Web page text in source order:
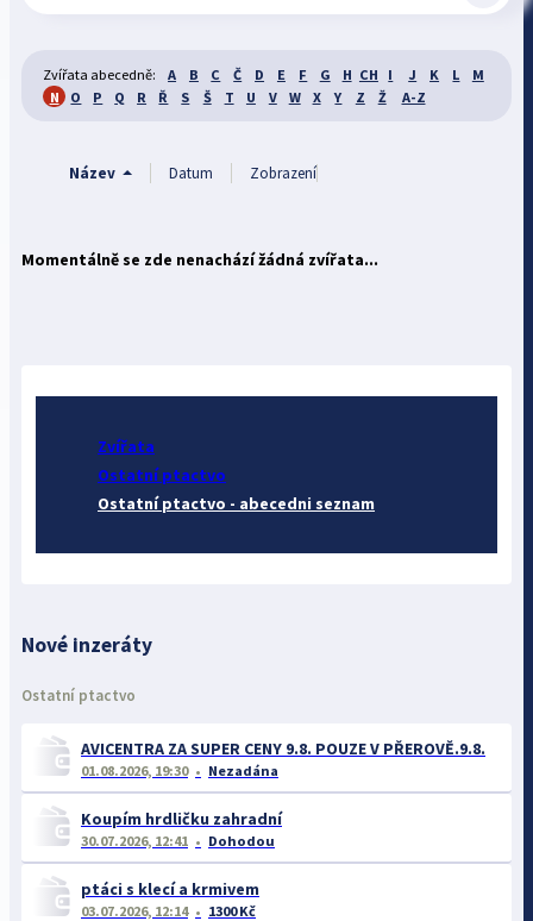
Zvířata abecedně: A B C Č D E F G H CH I J K L
M
N
O P Q R Ř S Š T U V W X Y Z Ž A-Z
Název Datum Zobrazení
Momentálně se zde nenachází žádná zvířata...
Zvířata
Ostatní ptactvo
Ostatní ptactvo - abecedni seznam
Nové inzeráty
Ostatní ptactvo
AVICENTRA ZA SUPER CENY 9.8. POUZE V PŘEROVĚ.9.8.
01.08.2026, 19:30 Nezadána
Koupím hrdličku zahradní
30.07.2026, 12:41 Dohodou
ptáci s klecí a krmivem
03.07.2026, 12:14 1300 Kč